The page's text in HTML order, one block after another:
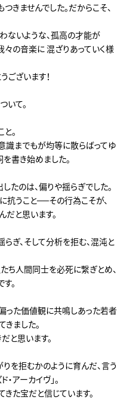
きませんでした。だからこそ、
ないような、孤高の才能が
の音楽に 混ざりあっていく様
ございます！
いて。
。
識までもが均等に散らばってゆ
書き始めました。
たのは、偏りや揺らぎでした。
抗うこと──その行為こそが、
だと思います。
ぎ、そして分析を拒む、混沌と
ち人間同士を必死に繋ぎとめ、
。
った価値観に共鳴しあった若者
ました。
と思います。
を拒むかのように育んだ、言う
アーカイヴ」。
た宝だと信じています。